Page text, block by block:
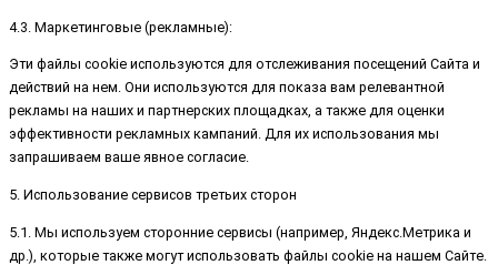
4.3. Маркетинговые (рекламные):
Эти файлы cookie используются для отслеживания посещений Сайта и
действий на нем. Они используются для показа вам релевантной
рекламы на наших и партнерских площадках, а также для оценки
эффективности рекламных кампаний. Для их использования мы
запрашиваем ваше явное согласие.
5. Использование сервисов третьих сторон
5.1. Мы используем сторонние сервисы (например, Яндекс.Метрика и
др.), которые также могут использовать файлы cookie на нашем Сайте.